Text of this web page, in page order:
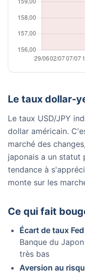
Le taux dollar-
Le taux USD/JPY
dollar américain.
marché des
japonais a un statut
tendance à
monte sur les
Ce qui fait
Écart de taux
Banque du
très bas
Aversion au